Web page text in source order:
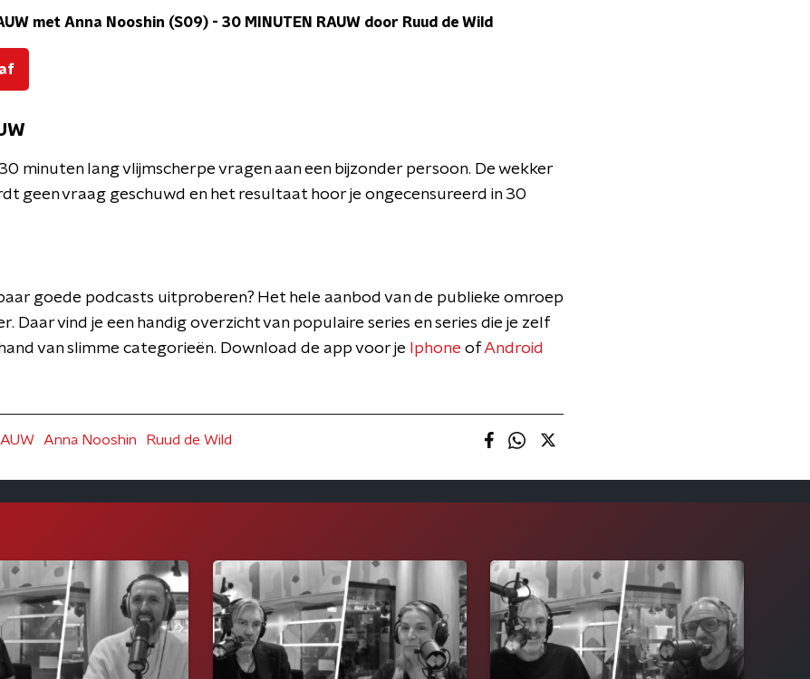
met Anna Nooshin (S09) - 30 MINUTEN RAUW door Ruud de Wild
minuten lang vlijmscherpe vragen aan een bijzonder persoon. De wekker
geen vraag geschuwd en het resultaat hoor je ongecensureerd in 30
goede podcasts uitproberen? Het hele aanbod van de publieke omroep
Daar vind je een handig overzicht van populaire series en series die je zelf
van slimme categorieën. Download de app voor je Iphone ofAndroid
Anna Nooshin Ruud de Wild